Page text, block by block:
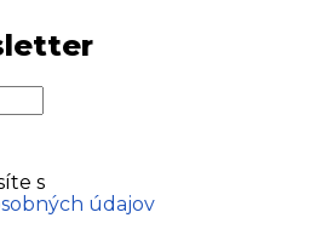
s
údajov